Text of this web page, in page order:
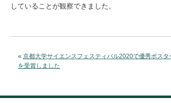
していることが観察できました。
« 京都大学サイエンスフェスティバル2020で優秀ポスタ
を受賞しました